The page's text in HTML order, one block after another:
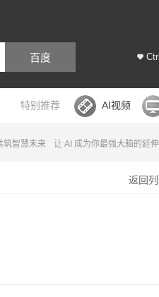
百度
特别推荐 AI视频
筑智慧未来 让 AI 成为你最强大脑的延伸
返回